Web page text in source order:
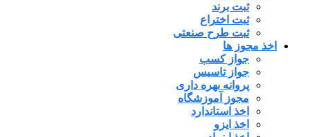
ثبت برند
ثبت اختراع
ثبت طرح صنعتی
اخذ مجوز ها
جواز کسب
جواز تاسیس
پروانه بهره داری
مجوز آموزشگاه
اخذ استاندارد
اخذ ایزو